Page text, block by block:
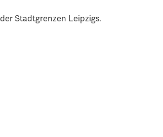
Stadtgrenzen Leipzigs.